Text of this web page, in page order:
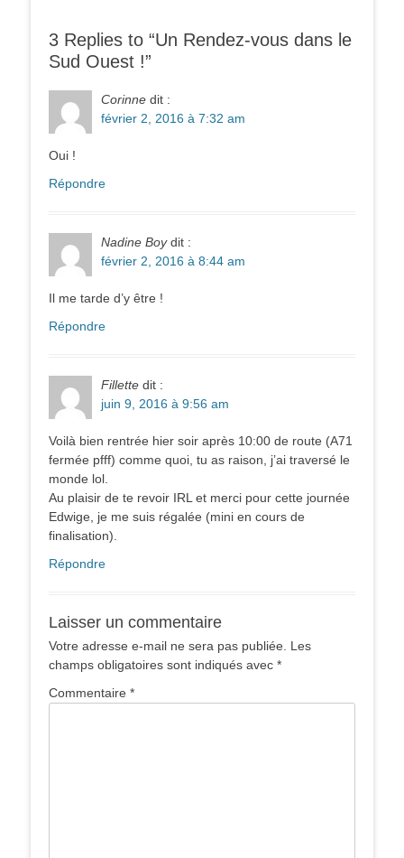
3 Replies to “Un Rendez-vous dans le
Sud Ouest !”
Corinne dit :
février 2, 2016 à 7:32 am
Oui !
Répondre
Nadine Boy dit :
février 2, 2016 à 8:44 am
Il me tarde d’y être !
Répondre
Fillette dit :
juin 9, 2016 à 9:56 am
Voilà bien rentrée hier soir après 10:00 de route (A71
fermée pfff) comme quoi, tu as raison, j’ai traversé le
monde lol.
Au plaisir de te revoir IRL et merci pour cette journée
Edwige, je me suis régalée (mini en cours de
finalisation).
Répondre
Laisser un commentaire
Votre adresse e-mail ne sera pas publiée. Les
champs obligatoires sont indiqués avec *
Commentaire *